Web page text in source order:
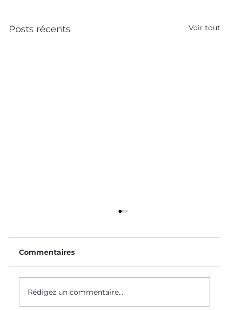
Posts récents Voir tout
Mère Nature nous protège
Commentaires
Rédigez un commentaire...